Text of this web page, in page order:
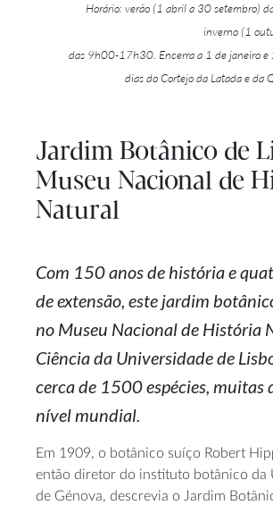
Horário: verão (1 abril a 30 setembro)
inverno (1
das 9h00-17h30. Encerra a 1 de janeiro e
dias do Cortejo da Latada e da
Jardim Botânico de
Museu Nacional de
Natural
Com 150 anos de história e
de extensão, este jardim
no Museu Nacional de História
Ciência da Universidade de
cerca de 1500 espécies, muitas
nível mundial.
Em 1909, o botânico suíço Robert
então diretor do instituto botânico da
de Génova, descrevia o Jardim